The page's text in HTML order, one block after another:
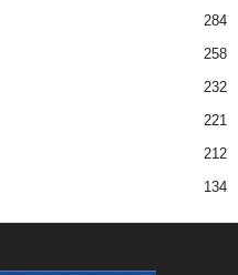
284
258
232
221
212
134